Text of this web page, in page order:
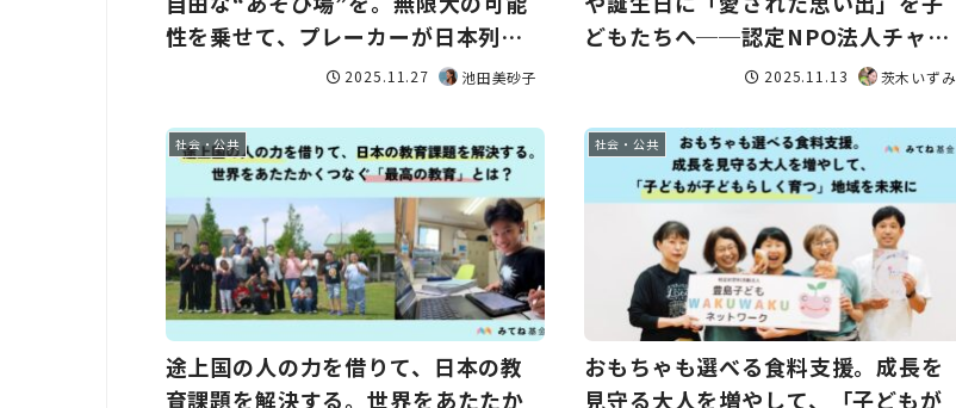
性を乗せて、プレーカーが日本列島
を行く!──特定非営利活動法人
2025.11.27 池田美砂子
どもたちへ──認定NPO法人チャリ
2025.11.13 茨木いずみ
社会・公共
途上国の人の力を借りて、日本の教
育課題を解決する。世界をあたたか
社会・公共
おもちゃも選べる食料支援。成長を
見守る大人を増やして、「子どもが